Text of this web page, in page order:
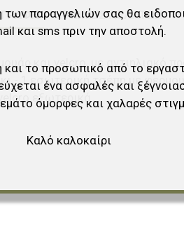
ΓΝΏΜΕΣ ΠΕΛΑΤΏΝ
και velcro, με αντιηλιακό
1 εσωτερική τσέπη με
εξωτερικά
των παραγγελιών σας θα
και sms πριν την αποστολή.
και το προσωπικό από το
ένα ασφαλές και
όμορφες και χαλαρές
Καλό καλοκαίρι